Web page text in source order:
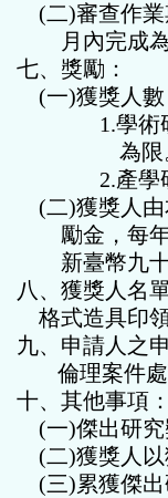
(二)審查作
月內完成為
七、獎勵：
(一)獲獎人數
1.學術
為限
2.產學
(二)獲獎人
勵金，每年
新臺幣九十
八、獲獎人名
格式造具印領
九、申請人之
倫理案件
十、其他事項：
(一)傑出研究
(二)獲獎人以
(三)累獲傑